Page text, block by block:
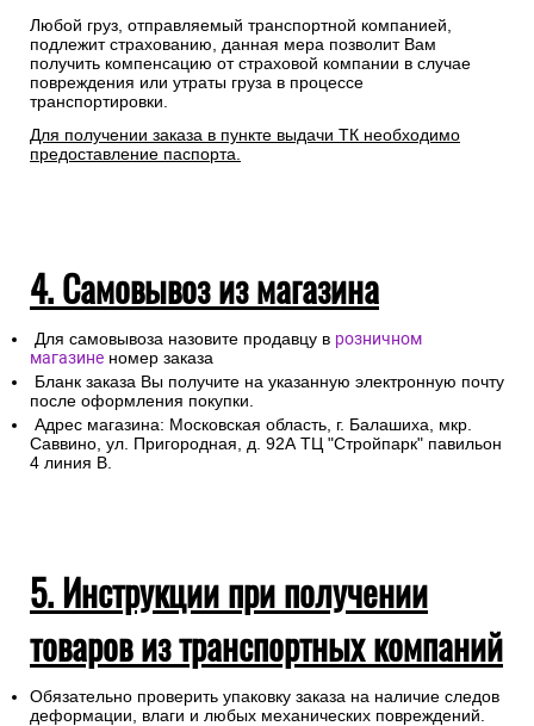
Любой груз, отправляемый транспортной компанией,
подлежит страхованию, данная мера позволит Вам
получить компенсацию от страховой компании в случае
повреждения или утраты груза в процессе
транспортировки.
Для получении заказа в пункте выдачи ТК необходимо
предоставление паспорта.
4. Самовывоз из магазина
Для самовывоза назовите продавцу в розничном
магазине номер заказа
Бланк заказа Вы получите на указанную электронную почту
после оформления покупки.
Адрес магазина: Московская область, г. Балашиха, мкр.
Саввино, ул. Пригородная, д. 92А ТЦ "Стройпарк" павильон
4 линия В.
5. Инструкции при получении
товаров из транспортных компаний
Обязательно проверить упаковку заказа на наличие следов
деформации, влаги и любых механических повреждений.